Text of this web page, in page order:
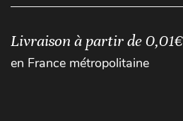
Livraison à partir de 0,01€
en France métropolitaine